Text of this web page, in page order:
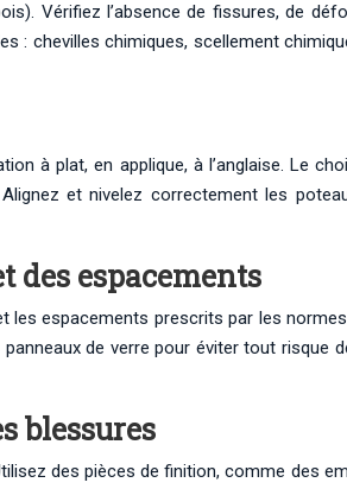
Vérifiez l’absence de fissures, de
chevilles chimiques, scellement
à plat, en applique, à l’anglaise. Le
et nivelez correctement les
des espacements
espacements prescrits par les
de verre pour éviter tout
blessures
des pièces de finition, comme des